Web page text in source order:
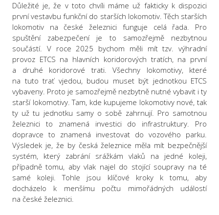
Důležité je, že v toto chvíli máme už fakticky k dispozici
první vestavbu funkční do starších lokomotiv. Těch starších
lokomotiv na české železnici funguje celá řada. Pro
spuštění zabezpečení je to samozřejmě nezbytnou
součástí. V roce 2025 bychom měli mít tzv. výhradní
provoz ETCS na hlavních koridorových tratích, na první
a druhé koridorové trati. Všechny lokomotivy, které
na tuto trať vjedou, budou muset být jednotkou ETCS
vybaveny. Proto je samozřejmě nezbytně nutné vybavit i ty
starší lokomotivy. Tam, kde kupujeme lokomotivy nové, tak
ty už tu jednotku samy o sobě zahrnují. Pro samotnou
železnici to znamená investici do infrastruktury. Pro
dopravce to znamená investovat do vozového parku.
Výsledek je, že by česká železnice měla mít bezpečnější
systém, který zabrání srážkám vlaků na jedné koleji,
případně tomu, aby vlak najel do stojící soupravy na té
samé koleji. Tohle jsou klíčové kroky k tomu, aby
docházelo k menšímu počtu mimořádných událostí
na české železnici.